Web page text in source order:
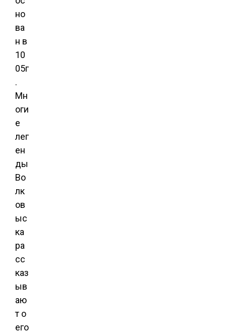
но
ва
н в
10
05г
.
Мн
оги
е
лег
ен
ды
Во
лк
ов
ыс
ка
ра
сс
каз
ыв
аю
т о
его